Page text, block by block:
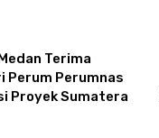
Terima
Perum Perumnas
Proyek Sumatera